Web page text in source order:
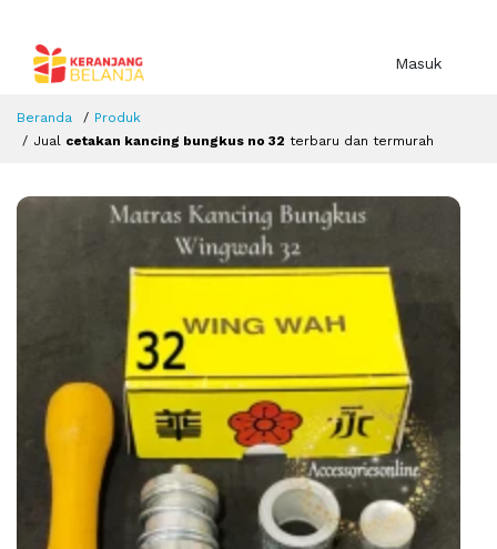
Masuk
Beranda
Produk
Jual cetakan kancing bungkus no 32 terbaru dan termurah